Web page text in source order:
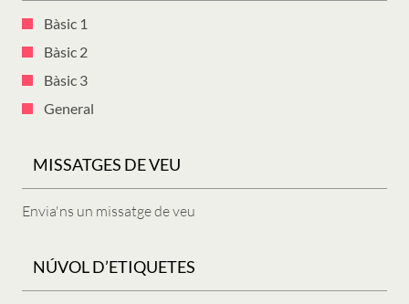
Bàsic 1
Bàsic 2
Bàsic 3
General
MISSATGES DE VEU
Envia'ns un missatge de veu
NÚVOL D’ETIQUETES